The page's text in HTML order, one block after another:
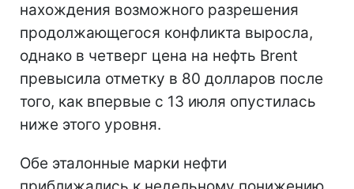
нахождения возможного разрешения
продолжающегося конфликта выросла,
однако в четверг цена на нефть Brent
превысила отметку в 80 долларов после
того, как впервые с 13 июля опустилась
ниже этого уровня.
Обе эталонные марки нефти